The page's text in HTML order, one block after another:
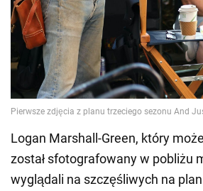
Logan Marshall-Green, który
został sfotografowany w pobliżu
wyglądali na szczęśliwych na